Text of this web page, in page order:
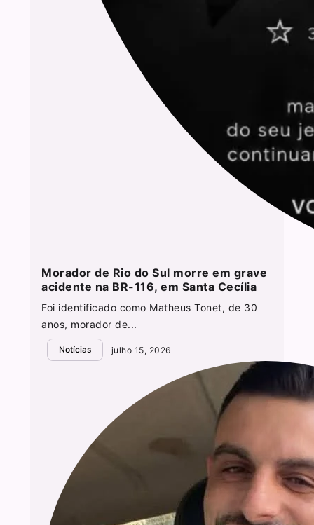
Morador de Rio do Sul morre em grave
acidente na BR-116, em Santa Cecília
Foi identificado como Matheus Tonet, de 30
anos, morador de...
Notícias julho 15, 2026